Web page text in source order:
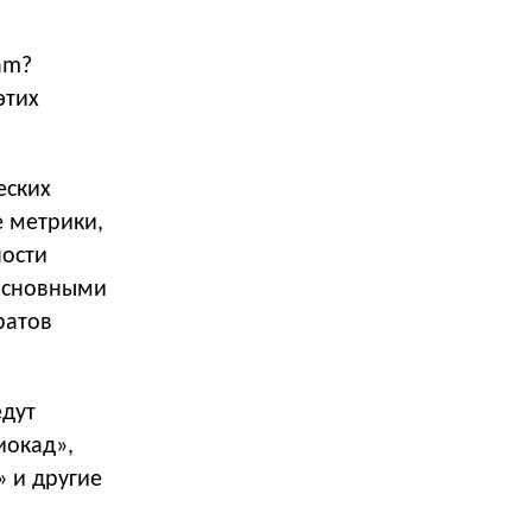
метрики,
и другие